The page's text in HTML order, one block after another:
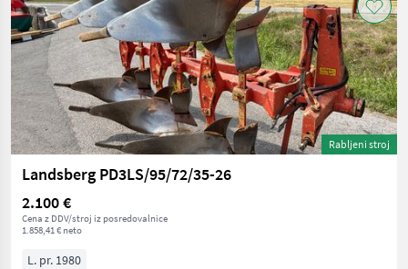
Rabljeni stroj
Landsberg PD3LS/95/72/35-26
2.100 €
Cena z DDV/stroj iz posredovalnice
1.858,41 € neto
L. pr. 1980